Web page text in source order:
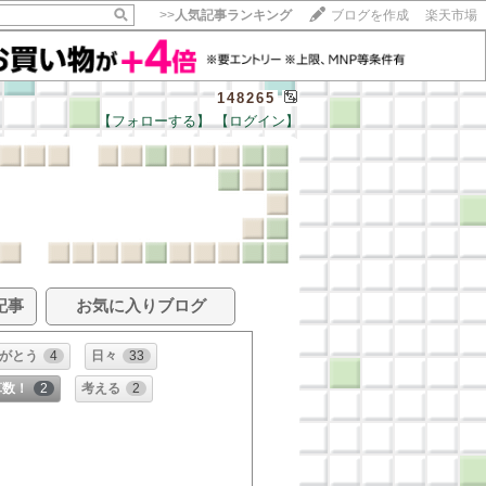
>>人気記事ランキング ブログを作成 楽天市場
148265
【フォローする】 【ログイン】
事 お気に入りブログ
とう 4 日々 33
！ 2 考える 2